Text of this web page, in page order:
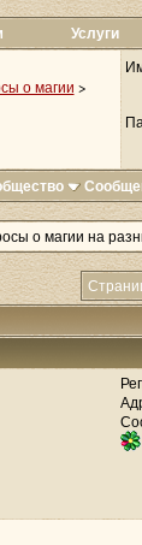
Услуги
о магии >
о магии на